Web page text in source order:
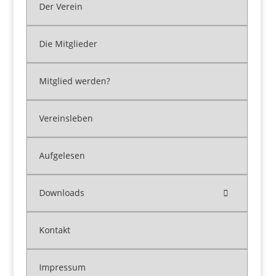
Der Verein
Die Mitglieder
Mitglied werden?
Vereinsleben
Aufgelesen
Downloads
Kontakt
Impressum